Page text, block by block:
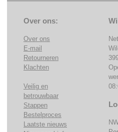
Over ons:
Over ons
E-mail
Retourneren
Klachten
Veilig en
betrouwbaar
Stappen
Bestelproces
Laatste nieuws